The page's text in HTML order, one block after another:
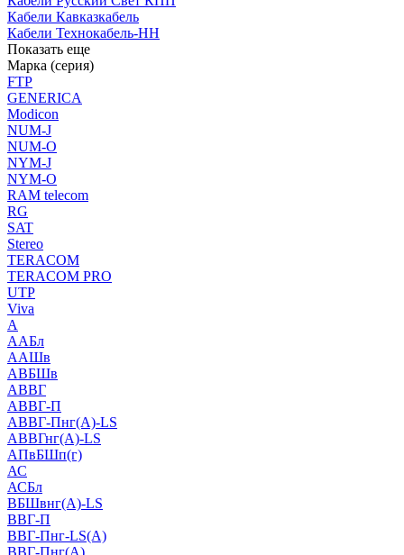
Кабели Кавказкабель
Кабели Технокабель-НН
Показать еще
Марка (серия)
FTP
GENERICA
Modicon
NUM-J
NUM-O
NYM-J
NYM-O
RAM telecom
RG
SAT
Stereo
TERACOM
TERACOM PRO
UTP
Viva
А
ААБл
ААШв
АВБШв
АВВГ
АВВГ-П
АВВГ-Пнг(А)-LS
АВВГнг(А)-LS
АПвБШп(г)
АС
АСБл
ВБШвнг(А)-LS
ВВГ-П
ВВГ-Пнг-LS(А)
ВВГ-Пнг(А)